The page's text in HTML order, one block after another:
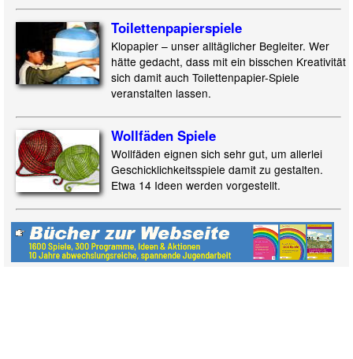
Toilettenpapierspiele
Klopapier – unser alltäglicher Begleiter. Wer
hätte gedacht, dass mit ein bisschen Kreativität
sich damit auch Toilettenpapier-Spiele
veranstalten lassen.
Wollfäden Spiele
Wollfäden eignen sich sehr gut, um allerlei
Geschicklichkeitsspiele damit zu gestalten.
Etwa 14 Ideen werden vorgestellt.